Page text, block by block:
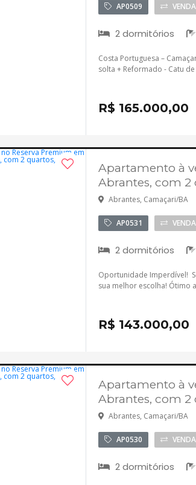
AP0509 VENDA
2 dormitórios
Costa Portuguesa –
solta + Reformado - Catu
R$ 165.000,00
Apartamento à
Abrantes, com 2
Abrantes, Camaçari/BA
AP0531 VENDA
2 dormitórios
Oportunidade Imperdível!
sua melhor escolha! Ótimo
R$ 143.000,00
Apartamento à
Abrantes, com 2
Abrantes, Camaçari/BA
AP0530 VENDA
2 dormitórios